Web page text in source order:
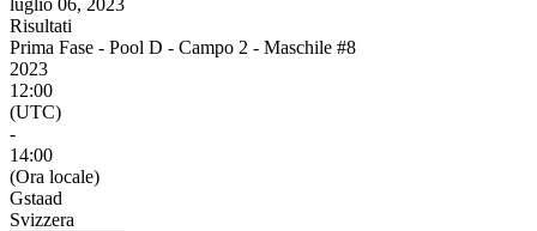
Risultati
Prima Fase - Pool D - Campo 2 - Maschile #8
2023
12:00
(UTC)
-
14:00
(Ora locale)
Gstaad
Svizzera